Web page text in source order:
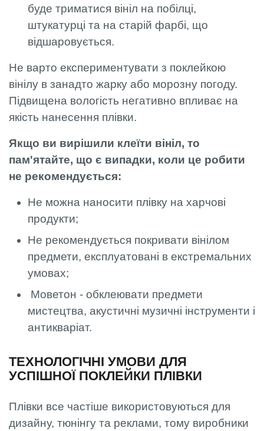
буде триматися вініл на побілці,
штукатурці та на старій фарбі, що
відшаровується.
Не варто експериментувати з поклейкою
вінілу в занадто жарку або морозну погоду.
Підвищена вологість негативно впливає на
якість нанесення плівки.
Якщо ви вирішили клеїти вініл, то
пам'ятайте, що є випадки, коли це робити
не рекомендується:
Не можна наносити плівку на харчові
продукти;
Не рекомендується покривати вінілом
предмети, експлуатовані в екстремальних
умовах;
Моветон - обклеювати предмети
мистецтва, акустичні музичні інструменти і
антикваріат.
ТЕХНОЛОГІЧНІ УМОВИ ДЛЯ
УСПІШНОЇ ПОКЛЕЙКИ ПЛІВКИ
Плівки все частіше використовуються для
дизайну, тюнінгу та реклами, тому виробники